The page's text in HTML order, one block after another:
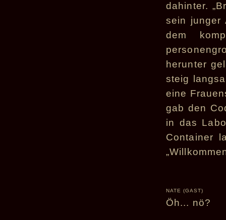
dahinter.
sein junger
dem
herunter
steig
eine
gab den
in das
Container
NATE (GAST)
Öh... nö?